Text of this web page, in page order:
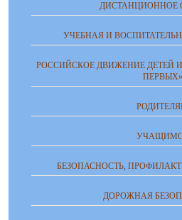
ДИСТАНЦИОННОЕ
УЧЕБНАЯ И
РОССИЙСКОЕ ДВИЖЕНИЕ ДЕТЕЙ
ПЕРВЫХ»
БЕЗОПАСНОСТЬ,
ДОРОЖНАЯ